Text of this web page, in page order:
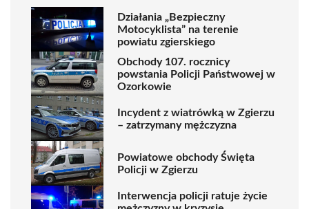
Działania „Bezpieczny
Motocyklista” na terenie
powiatu zgierskiego
Obchody 107. rocznicy
powstania Policji Państwowej w
Ozorkowie
Incydent z wiatrówką w Zgierzu
– zatrzymany mężczyzna
Powiatowe obchody Święta
Policji w Zgierzu
Interwencja policji ratuje życie